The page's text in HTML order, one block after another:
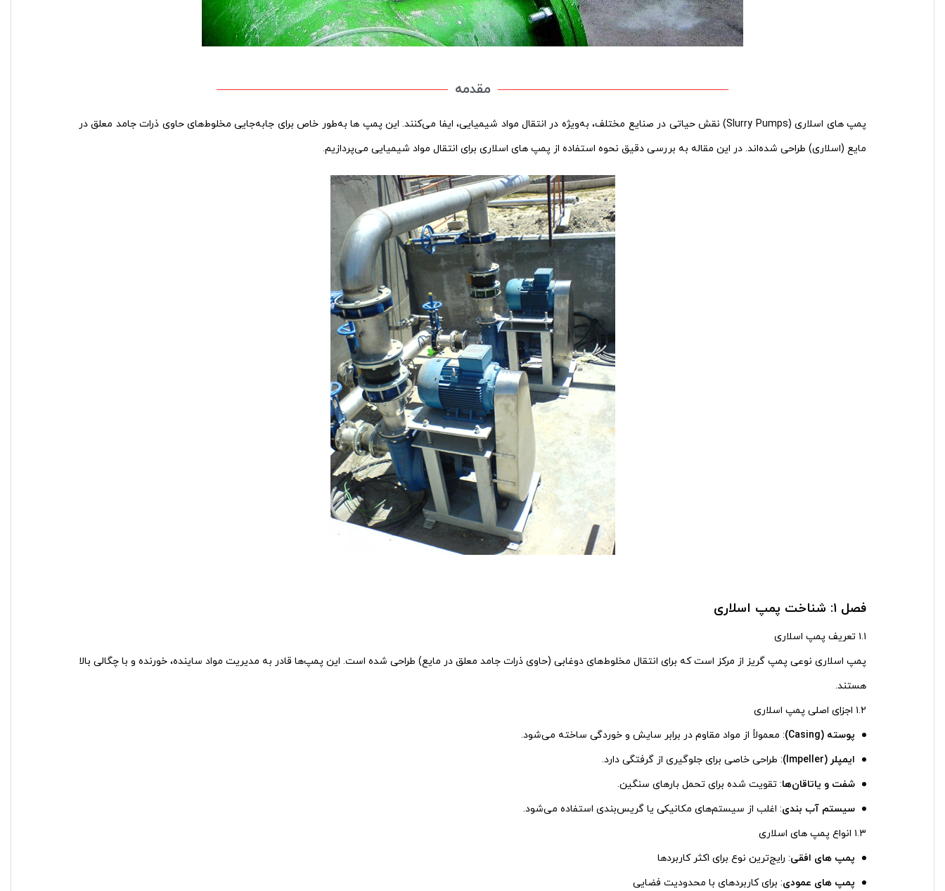
مقدمه
پمپ ‌های اسلاری (Slurry Pumps) نقش حیاتی در صنایع مختلف، به‌ویژه در انتقال مواد شیمیایی، ایفا می‌کنند. این پمپ‌ ها به‌طور خاص برای جابه‌جایی مخلوط‌های حاوی ذرات جامد معلق در
مایع (اسلاری) طراحی شده‌اند. در این مقاله به بررسی دقیق نحوه استفاده از پمپ ‌های اسلاری برای انتقال مواد شیمیایی می‌پردازیم.
فصل ۱: شناخت پمپ اسلاری
۱.۱ تعریف پمپ اسلاری
پمپ اسلاری نوعی پمپ گریز از مرکز است که برای انتقال مخلوط‌های دوغابی (حاوی ذرات جامد معلق در مایع) طراحی شده است. این پمپ‌ها قادر به مدیریت مواد ساینده، خورنده و با چگالی بالا
هستند.
۱.۲ اجزای اصلی پمپ اسلاری
پوسته (Casing)
: معمولاً از مواد مقاوم در برابر سایش و خوردگی ساخته می‌شود.
ایمپلر (Impeller)
: طراحی خاصی برای جلوگیری از گرفتگی دارد.
شفت و یاتاقان‌ها: تقویت شده برای تحمل بارهای سنگین.
سیستم آب ‌بندی: اغلب از سیستم‌های مکانیکی یا گریس‌بندی استفاده می‌شود.
۱.۳ انواع پمپ‌ های اسلاری
پمپ ‌های افقی: رایج‌ترین نوع برای اکثر کاربردها
پمپ ‌های عمودی: برای کاربردهای با محدودیت فضایی